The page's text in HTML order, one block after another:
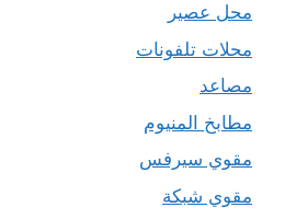
محل عصير
محلات تلفونات
مصاعد
مطابخ المنيوم
مقوي سيرفس
مقوي شبكة